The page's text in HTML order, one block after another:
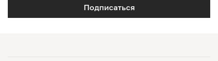
Подписаться